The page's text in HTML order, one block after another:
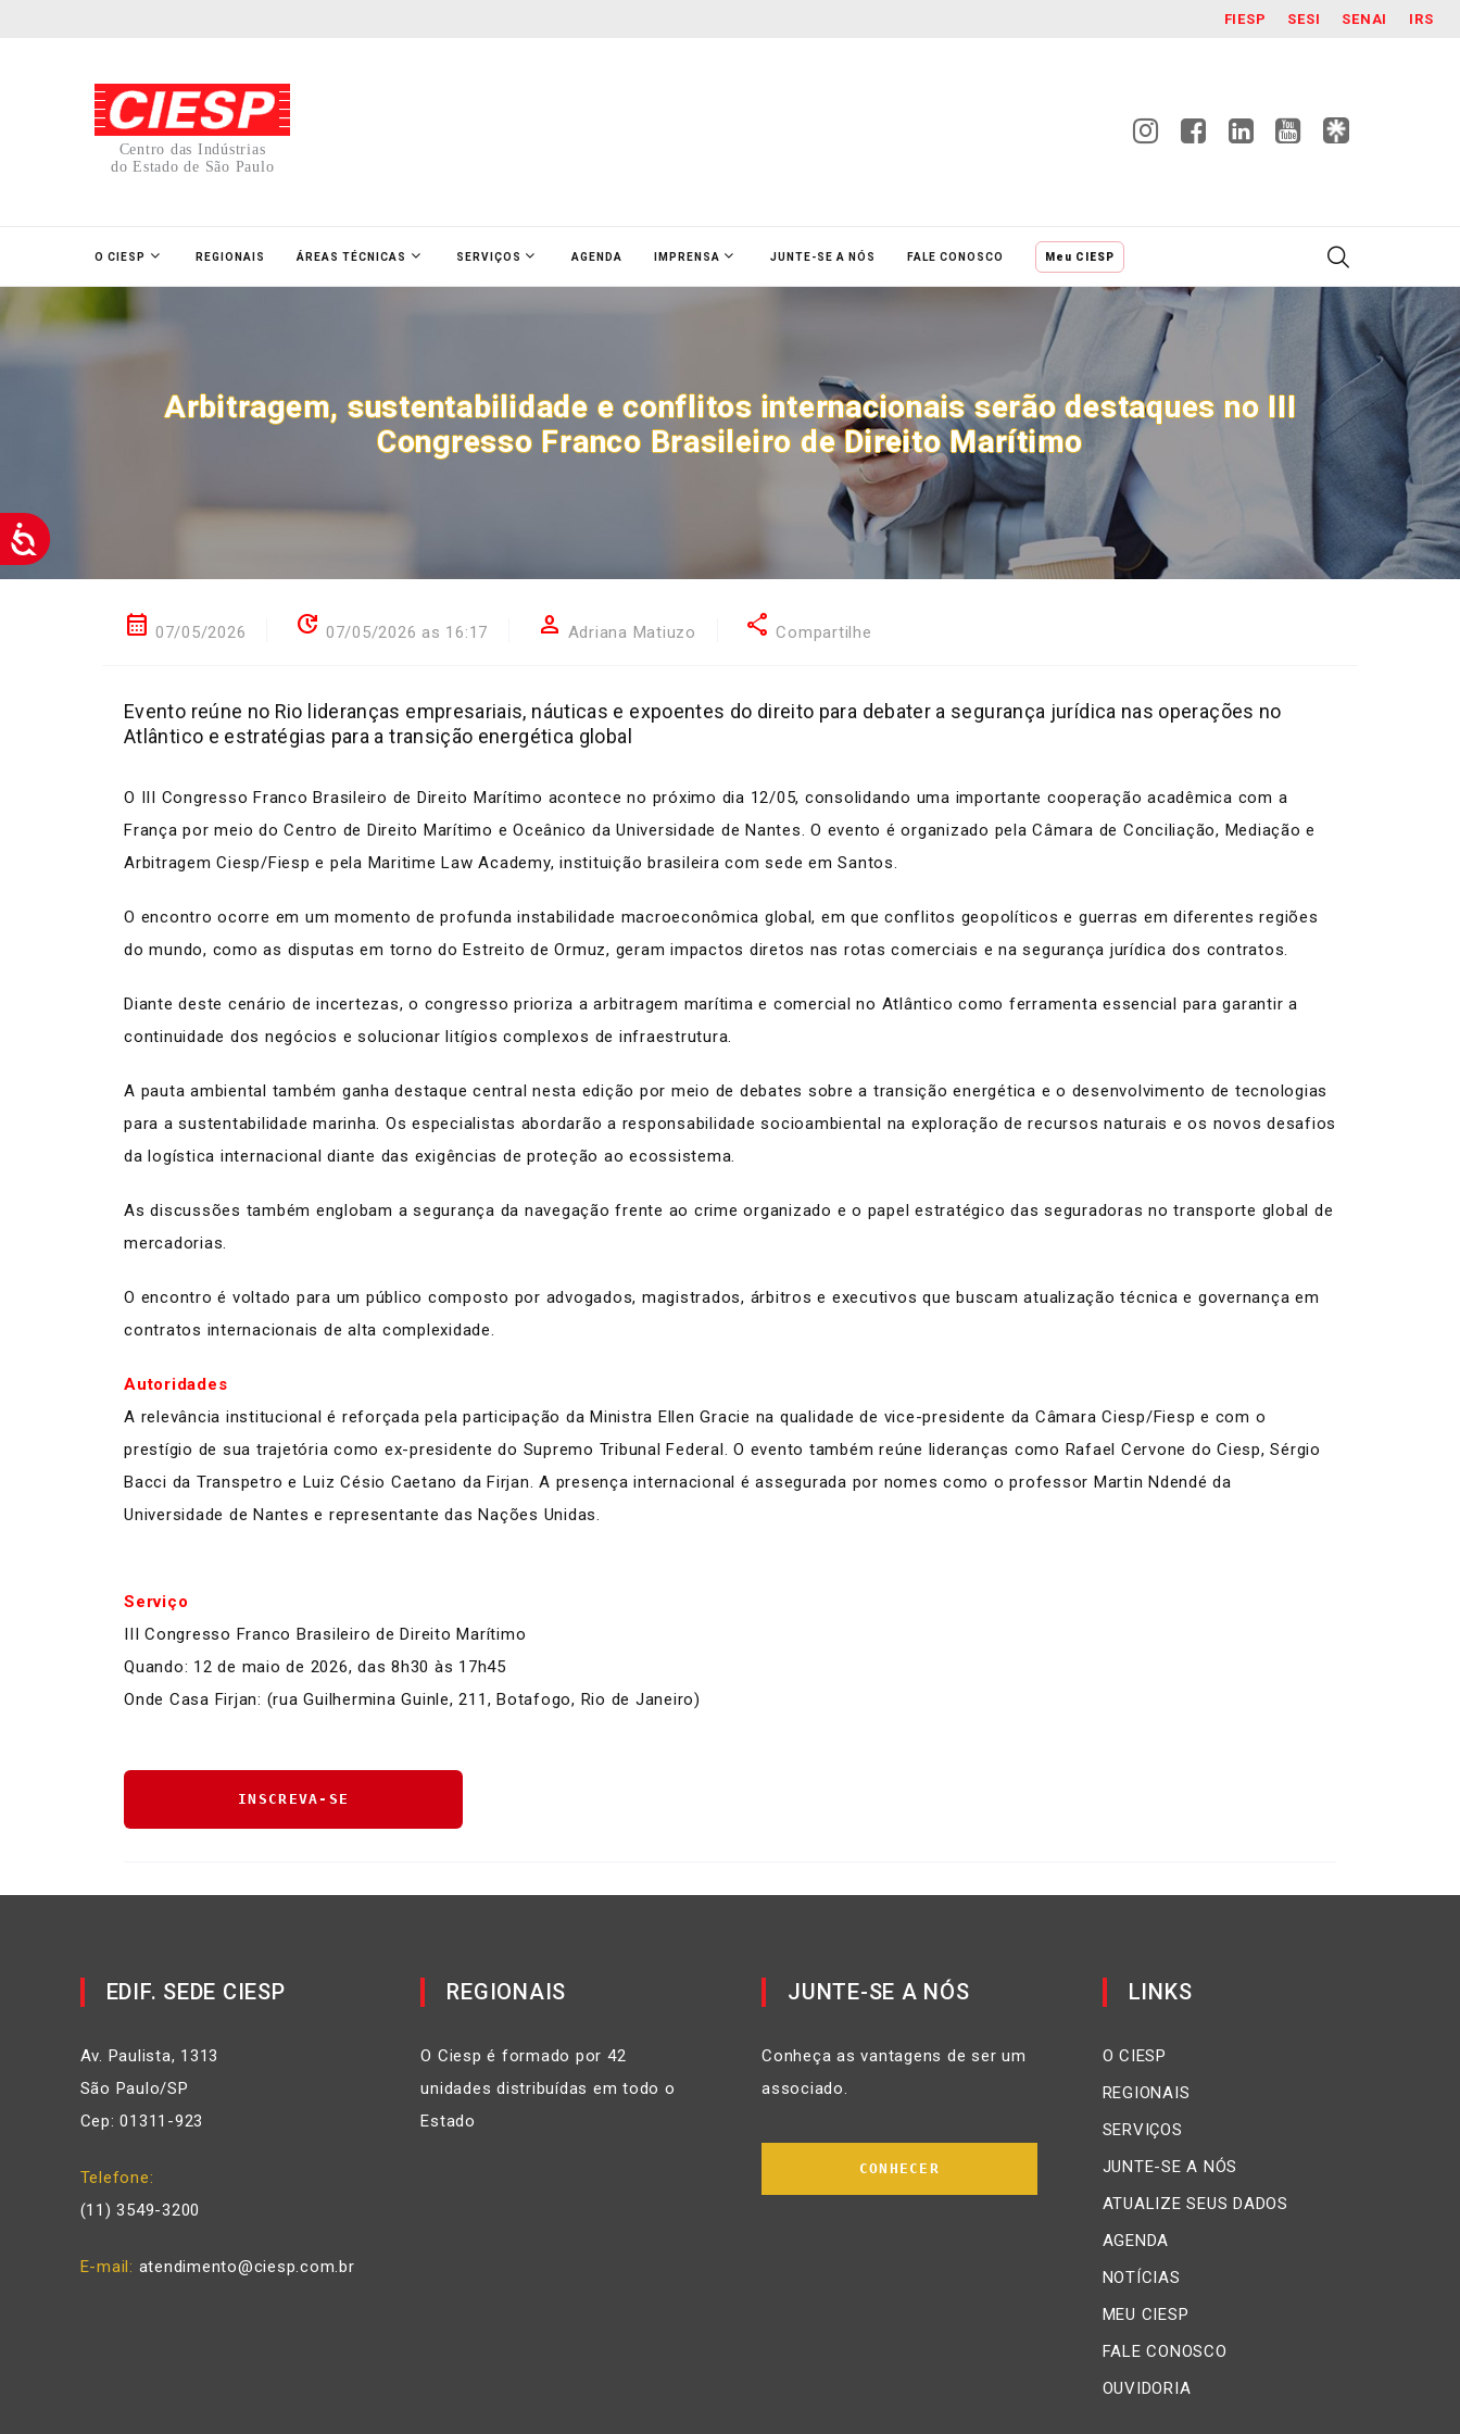
FIESP SESI SENAI IRS
Centro das Indústrias
do Estado de São Paulo
O CIESP REGIONAIS ÁREAS TÉCNICAS SERVIÇOS AGENDA IMPRENSA JUNTE-SE A NÓS FALE CONOSCO Meu CIESP
Arbitragem, sustentabilidade e conflitos internacionais serão destaques no III
Congresso Franco Brasileiro de Direito Marítimo
calendar_month 07/05/2026 update 07/05/2026 as 16:17 person Adriana Matiuzo share Compartilhe
Evento reúne no Rio lideranças empresariais, náuticas e expoentes do direito para debater a segurança jurídica nas operações no
Atlântico e estratégias para a transição energética global
O III Congresso Franco Brasileiro de Direito Marítimo acontece no próximo dia 12/05, consolidando uma importante cooperação acadêmica com a
França por meio do Centro de Direito Marítimo e Oceânico da Universidade de Nantes. O evento é organizado pela Câmara de Conciliação, Mediação e
Arbitragem Ciesp/Fiesp e pela Maritime Law Academy, instituição brasileira com sede em Santos.
O encontro ocorre em um momento de profunda instabilidade macroeconômica global, em que conflitos geopolíticos e guerras em diferentes regiões
do mundo, como as disputas em torno do Estreito de Ormuz, geram impactos diretos nas rotas comerciais e na segurança jurídica dos contratos.
Diante deste cenário de incertezas, o congresso prioriza a arbitragem marítima e comercial no Atlântico como ferramenta essencial para garantir a
continuidade dos negócios e solucionar litígios complexos de infraestrutura.
​A pauta ambiental também ganha destaque central nesta edição por meio de debates sobre a transição energética e o desenvolvimento de tecnologias
para a sustentabilidade marinha. Os especialistas abordarão a responsabilidade socioambiental na exploração de recursos naturais e os novos desafios
da logística internacional diante das exigências de proteção ao ecossistema.
As discussões também englobam a segurança da navegação frente ao crime organizado e o papel estratégico das seguradoras no transporte global de
mercadorias.
O encontro é voltado para um público composto por advogados, magistrados, árbitros e executivos que buscam atualização técnica e governança em
contratos internacionais de alta complexidade.
Autoridades
​A relevância institucional é reforçada pela participação da Ministra Ellen Gracie na qualidade de vice-presidente da Câmara Ciesp/Fiesp e com o
prestígio de sua trajetória como ex-presidente do Supremo Tribunal Federal. O evento também reúne lideranças como Rafael Cervone do Ciesp, Sérgio
Bacci da Transpetro e Luiz Césio Caetano da Firjan. A presença internacional é assegurada por nomes como o professor Martin Ndendé da
Universidade de Nantes e representante das Nações Unidas.
Serviço
​III Congresso Franco Brasileiro de Direito Marítimo
Quando: 12 de maio de 2026, das 8h30 às 17h45
Onde Casa Firjan: (rua Guilhermina Guinle, 211, Botafogo, Rio de Janeiro)
INSCREVA-SE
EDIF. SEDE CIESP
Av. Paulista, 1313
São Paulo/SP
Cep: 01311-923
Telefone
(11) 3549-3200
E-mail atendimento@ciesp.com.br
REGIONAIS
O Ciesp é formado por 42
unidades distribuídas em todo o
Estado
JUNTE-SE A NÓS
Conheça as vantagens de ser um
associado.
CONHECER
LINKS
O CIESP
REGIONAIS
SERVIÇOS
JUNTE-SE A NÓS
ATUALIZE SEUS DADOS
AGENDA
NOTÍCIAS
MEU CIESP
FALE CONOSCO
OUVIDORIA